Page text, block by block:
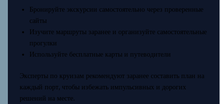
Бронируйте экскурсии самостоятельно через проверенные
сайты
Изучите маршруты заранее и организуйте самостоятельные
прогулки
Используйте бесплатные карты и путеводители
Эксперты по круизам рекомендуют заранее составить план на
каждый порт, чтобы избежать импульсивных и дорогих
решений на месте.